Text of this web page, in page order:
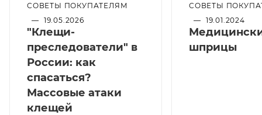
СОВЕТЫ ПОКУПАТЕЛЯМ
— 19.05.2026
"Клещи-
преследователи" в
России: как
спасаться?
Массовые атаки
клещей
СОВЕТЫ
— 19.01.2024
шприцы